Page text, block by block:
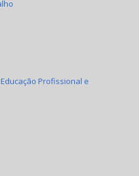
Profissional e